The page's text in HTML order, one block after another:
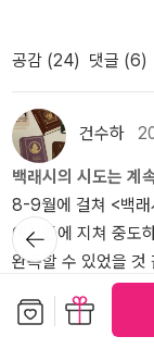
이 왜 나도 살지 않
성들이 보인 여성에
집권하고 뉴라이트
로 했지만 지금과 상
는 생각이 들었다.
등에 대한 남성들의
ㆍ사회적 안녕을 위
성과(혹은 그저 여성
근근한 진보에 대한
막아 버림-반페미니
하하. 단어장도 만
말임... <꽃이 지고
책인데 ... <호르두
모리슨 작품. 리뷰를
하였도다...!! 함께 읽
재밌다. 2권 절반 정도 읽
읽어야 할 책이번달
데 정리페이퍼를 못
페이드 포> 이번달
이번엔 완독하기! <마틴
새로운 기준을 세웠
이는 제목을 유심히
그런지 (번역)문체가
보기로. 다음엔 이주
0월에는 읽고 있던
을 마저 읽고 <페이드 포> <9번의 일> <와일드 시드> <여전히 미쳐
있는> 을 함께 읽을
은 10월에 다 읽어
서점 리브레리아큐
여성주의책같이읽
이런 책들은 뒤로
것도 10월 중 다 읽
공감 (24) 댓글 (6)
건수하
백래시의 시도는 계
8-9월에 걸쳐 <백래
예시들에 지쳐 중도
완독할 수 있었을 것
진의 공부' 에서 짧
(정확한 워딩 아님
뒤로가
기